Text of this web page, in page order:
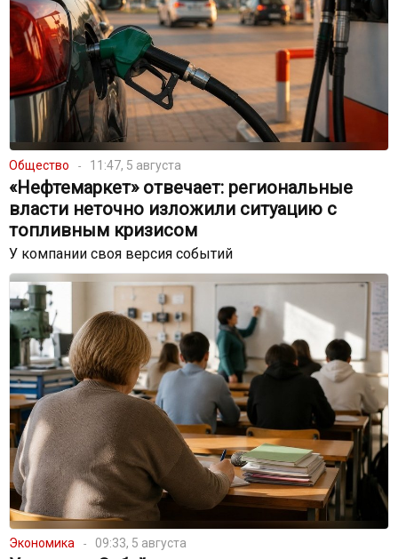
Общество 11:47, 5 августа
«Нефтемаркет» отвечает: региональные
власти неточно изложили ситуацию с
топливным кризисом
У компании своя версия событий
Экономика 09:33, 5 августа